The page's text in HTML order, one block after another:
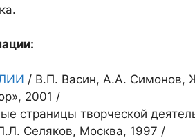
/ В.П. Васин, А.А. Симонов,
2001 /
страницы творческой
Селяков, Москва, 1997 /